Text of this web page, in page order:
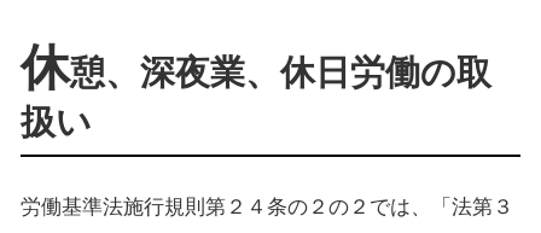
休憩、深夜業、休日労働の取
扱い
労働基準法施行規則第２４条の２の２では、「法第３